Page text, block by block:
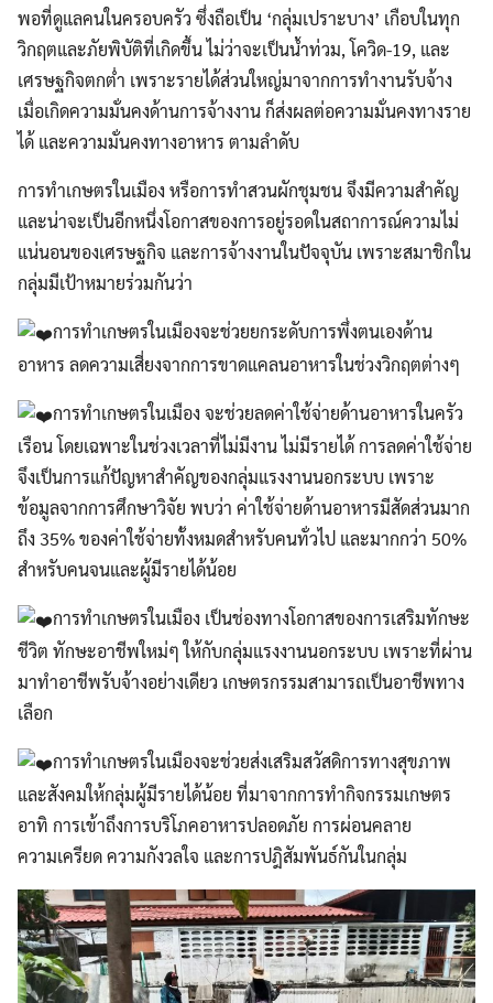
พอที่ดูแลคนในครอบครัว ซึ่งถือเป็น ‘กลุ่มเปราะบาง’ เกือบในทุก
วิกฤตและภัยพิบัติที่เกิดขึ้น ไม่ว่าจะเป็นน้ำท่วม, โควิด-19, และ
เศรษฐกิจตกต่ำ เพราะรายได้ส่วนใหญ่มาจากการทำงานรับจ้าง
เมื่อเกิดความมั่นคงด้านการจ้างงาน ก็ส่งผลต่อความมั่นคงทางราย
ได้ และความมั่นคงทางอาหาร ตามลำดับ
การทำเกษตรในเมือง หรือการทำสวนผักชุมชน จึงมีความสำคัญ
และน่าจะเป็นอีกหนึ่งโอกาสของการอยู่รอดในสถาการณ์ความไม่
แน่นอนของเศรษฐกิจ และการจ้างงานในปัจจุบัน เพราะสมาชิกใน
กลุ่มมีเป้าหมายร่วมกันว่า
การทำเกษตรในเมืองจะช่วยยกระดับการพึ่งตนเองด้าน
อาหาร ลดความเสี่ยงจากการขาดแคลนอาหารในช่วงวิกฤตต่างๆ
การทำเกษตรในเมือง จะช่วยลดค่าใช้จ่ายด้านอาหารในครัว
เรือน โดยเฉพาะในช่วงเวลาที่ไม่มีงาน ไม่มีรายได้ การลดค่าใช้จ่าย
จึงเป็นการแก้ปัญหาสำคัญของกลุ่มแรงงานนอกระบบ เพราะ
ข้อมูลจากการศึกษาวิจัย พบว่า ค่าใช้จ่ายด้านอาหารมีสัดส่วนมาก
ถึง 35% ของค่าใช้จ่ายทั้งหมดสำหรับคนทั่วไป และมากกว่า 50%
สำหรับคนจนและผู้มีรายได้น้อย
การทำเกษตรในเมือง เป็นช่องทางโอกาสของการเสริมทักษะ
ชีวิต ทักษะอาชีพใหม่ๆ ให้กับกลุ่มแรงงานนอกระบบ เพราะที่ผ่าน
มาทำอาชีพรับจ้างอย่างเดียว เกษตรกรรมสามารถเป็นอาชีพทาง
เลือก
การทำเกษตรในเมืองจะช่วยส่งเสริมสวัสดิการทางสุขภาพ
และสังคมให้กลุ่มผู้มีรายได้น้อย ที่มาจากการทำกิจกรรมเกษตร
อาทิ การเข้าถึงการบริโภคอาหารปลอดภัย การผ่อนคลาย
ความเครียด ความกังวลใจ และการปฎิสัมพันธ์กันในกลุ่ม